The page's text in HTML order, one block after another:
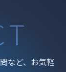
など、お気軽